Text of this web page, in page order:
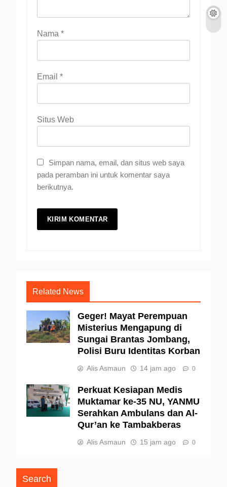
Nama *
Email *
Situs Web
Simpan nama, email, dan situs web saya
pada peramban ini untuk komentar saya
berikutnya.
Related News
Geger! Mayat Perempuan
Misterius Mengapung di
Sungai Brantas Jombang,
Polisi Buru Identitas Korban
Alis Asmaun 14 jam ago 0
Perkuat Kesiapan Medis
Muktamar ke-35 NU, YANMU
Serahkan Ambulans dan Al-
Qur’an ke Tambakberas
Alis Asmaun 15 jam ago 0
Search